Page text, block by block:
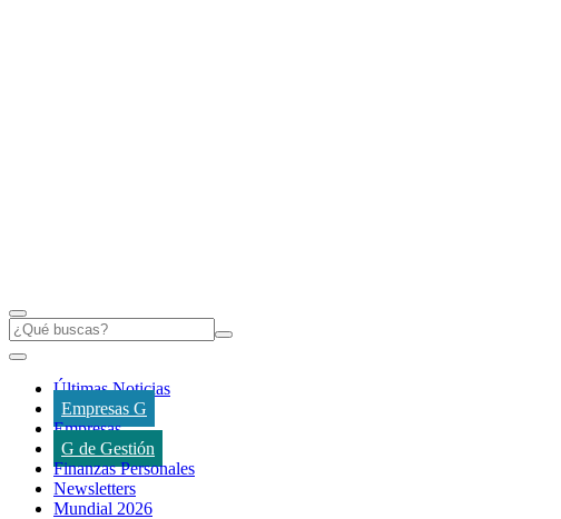
Últimas Noticias
Empresas G
Empresas
G de Gestión
Finanzas Personales
Newsletters
Mundial 2026